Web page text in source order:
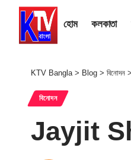
হোম কলকাতা
KTV Bangla> Blog > বিনোদন >
বিনোদন
Jayjit